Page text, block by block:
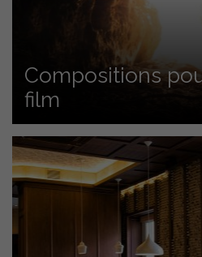
Compositions
film